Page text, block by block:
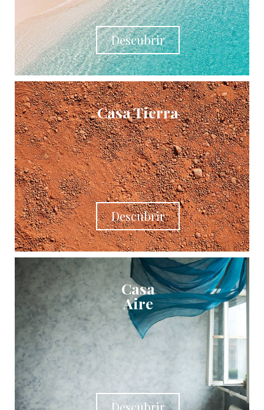
Descubrir
Casa Tierra
Descubrir
Casa
Aire